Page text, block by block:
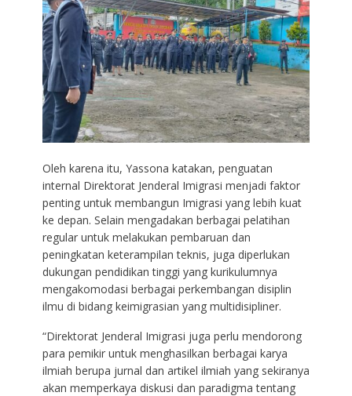
Oleh karena itu, Yassona katakan, penguatan
internal Direktorat Jenderal Imigrasi menjadi faktor
penting untuk membangun Imigrasi yang lebih kuat
ke depan. Selain mengadakan berbagai pelatihan
regular untuk melakukan pembaruan dan
peningkatan keterampilan teknis, juga diperlukan
dukungan pendidikan tinggi yang kurikulumnya
mengakomodasi berbagai perkembangan disiplin
ilmu di bidang keimigrasian yang multidisipliner.
“Direktorat Jenderal Imigrasi juga perlu mendorong
para pemikir untuk menghasilkan berbagai karya
ilmiah berupa jurnal dan artikel ilmiah yang sekiranya
akan memperkaya diskusi dan paradigma tentang